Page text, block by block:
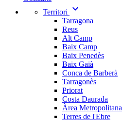
Territori
expand_more
Tarragona
Reus
Alt Camp
Baix Camp
Baix Penedès
Baix Gaià
Conca de Barberà
Tarragonès
Priorat
Costa Daurada
Àrea Metropolitana
Terres de l'Ebre